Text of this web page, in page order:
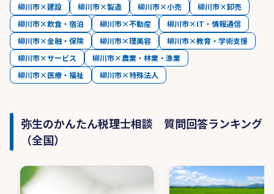
柳川市×建設 柳川市×製造 柳川市×小売
柳川市×卸売
柳川市×飲食・宿泊
柳川市×不動産
柳川市×IT・情報通信
柳川市×金融・保険
柳川市×理美容
柳川市×教育・学術支援
柳川市×サービス
柳川市×農業・林業・漁業
柳川市×医療・福祉
柳川市×特殊法人
弥生のかんたん税理士相談 質問回答ランキング
（全国）